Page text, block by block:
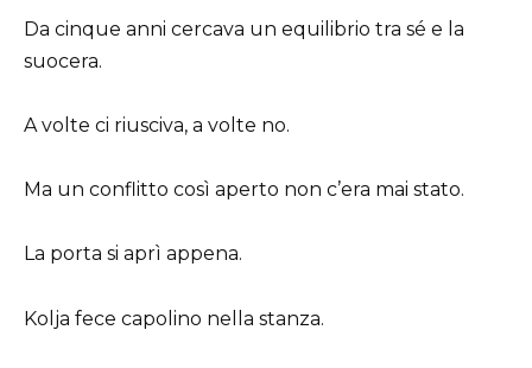
Da cinque anni cercava un equilibrio tra sé e la
suocera.
A volte ci riusciva, a volte no.
Ma un conflitto così aperto non c’era mai stato.
La porta si aprì appena.
Kolja fece capolino nella stanza.